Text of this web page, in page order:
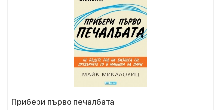
Прибери първо печалбата